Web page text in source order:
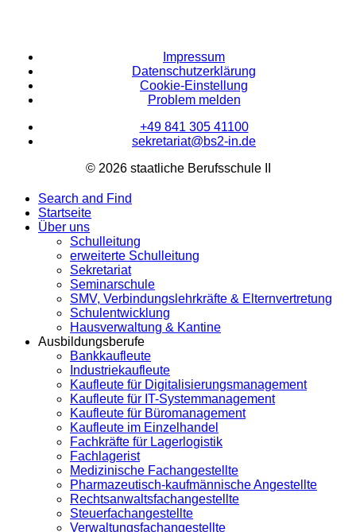
Impressum
Datenschutzerklärung
Cookie-Einstellung
Problem melden
+49 841 305 41100
sekretariat@bs2-in.de
© 2026 staatliche Berufsschule II
Search and Find
Startseite
Über uns
Schulleitung
erweiterte Schulleitung
Sekretariat
Seminarschule
SMV, Verbindungslehrkräfte & Elternvertretung
Schulentwicklung
Hausverwaltung & Kantine
Ausbildungsberufe
Bankkaufleute
Industriekaufleute
Kaufleute für Digitalisierungsmanagement
Kaufleute für IT-Systemmanagement
Kaufleute für Büromanagement
Kaufleute im Einzelhandel
Fachkräfte für Lagerlogistik
Fachlagerist
Medizinische Fachangestellte
Pharmazeutisch-kaufmännische Angestellte
Rechtsanwaltsfachangestellte
Steuerfachangestellte
Verwaltungsfachangestellte